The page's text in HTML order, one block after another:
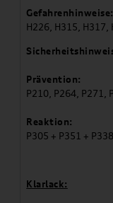
Gefahrenhinweise:
H226, H315, H317,
Prävention:
P210, P264, P271,
Reaktion:
P305 + P351 +
Klarlack: